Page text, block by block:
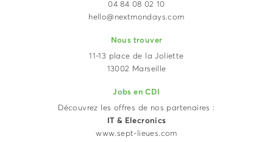
04 84 08 02 10
hello@nextmondays.com
Nous trouver
11-13 place de la Joliette
13002 Marseille
Jobs en CDI
Découvrez les offres de nos partenaires :
IT & Elecronics
www.sept-lieues.com